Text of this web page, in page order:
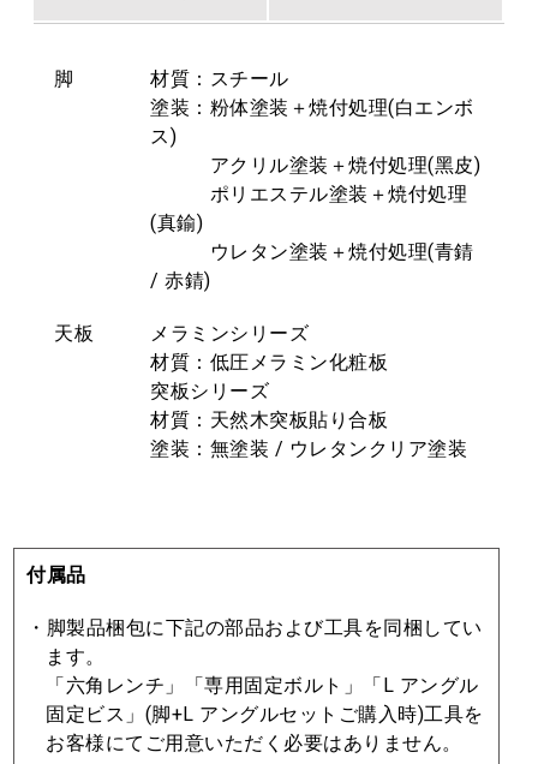
脚
材質：スチール
塗装：粉体塗装＋焼付処理(⽩エンボ
ス)
アクリル塗装＋焼付処理(⿊⽪)
ポリエステル塗装＋焼付処理
(真鍮)
ウレタン塗装＋焼付処理(⻘錆
/ ⾚錆)
天板
メラミンシリーズ
材質：低圧メラミン化粧板
突板シリーズ
材質：天然木突板貼り合板
塗装：無塗装 / ウレタンクリア塗装
付属品
・脚製品梱包に下記の部品および⼯具を同梱してい
ます。
「六⾓レンチ」「専⽤固定ボルト」「L アングル
固定ビス」(脚+L アングルセットご購⼊時)⼯具を
お客様にてご⽤意いただく必要はありません。